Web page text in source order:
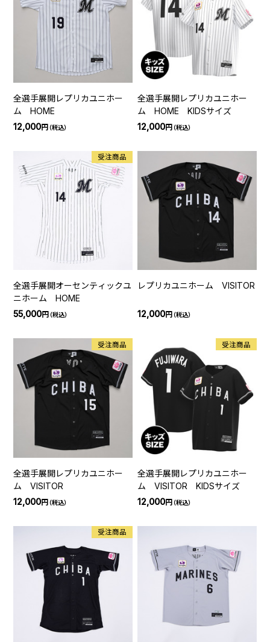
全選手展開レプリカユニホー
ム HOME
12,000円（税込）
全選手展開レプリカユニホー
ム HOME KIDSサイズ
12,000円（税込）
受注商品
全選手展開オーセンティックユ
ニホーム HOME
55,000円（税込）
レプリカユニホーム VISITOR
12,000円（税込）
受注商品
全選手展開レプリカユニホー
ム VISITOR
12,000円（税込）
受注商品
全選手展開レプリカユニホー
ム VISITOR KIDSサイズ
12,000円（税込）
受注商品